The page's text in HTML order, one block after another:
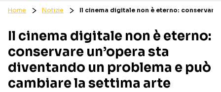
GENERI
PERSONAGGI
CANALI STREAMING
Categorie
Home Notizie Il cinema digitale non è eterno:
Il cinema digitale non è eterno:
conservare un’opera sta
diventando un problema e può
cambiare la settima arte